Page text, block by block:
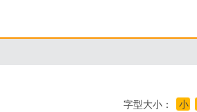
字型大小： 小